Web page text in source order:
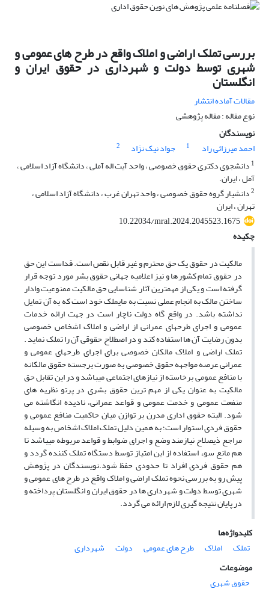
بررسی تملک اراضی و املاک واقع در طرح های عمومی و
شهری توسط دولت و شهرداری در حقوق ایران و
انگلستان
مقالات آماده انتشار
نوع مقاله : مقاله پژوهشی
نویسندگان
احمد میرزائی راد
1 جواد نیک نژاد
2
1 دانشجوی دکتری حقوق خصوصی ، واحد آیت اله آملی ، دانشگاه آزاد اسلامی ،
آمل ، ایران.
2دانشیار گروه حقوق خصوصی ، واحد تهران غرب ، دانشگاه آزاد اسلامی ،
تهران ، ایران
10.22034/mral.2024.2045523.1675
چکیده
مالکیت در حقوق یک حق محترم و غیر قابل نقص است. قداست این حق
در حقوق تمام کشورها و نیز اعلامیه جهانی حقوق بشر مورد توجه قرار
گرفته است و یکی از مهمترین آثار شناسایی حق مالکیت ممنوعیت وادار
ساختن مالک به انجام عملی نسبت به مایملک خود است که به آن تمایل
نداشته باشد. در واقع گاه دولت ناچار است در جهت ارائه خدمات
عمومی و اجرای طرحهای عمرانی از اراضی و املاک اشخاص خصوصی
بدون رضایت آن ها استفاده کند و در اصطلاح حقوقی آن را تملک نماید .
تملک اراضی و املاک مالکان خصوصی برای اجرای طرحهای عمومی و
عمرانی عرصه مواجهه حقوق خصوصی به صورت برجسته حقوق مالکانه
با منافع عمومی برخاسته از نیازهای اجتماعی میباشد و در این تقابل حق
مالکیت به عنوان یکی از مهم ترین حقوق بشری در پرتو نظریه های
منفعت عمومی و خدمت عمومی و قواعد عمرانی، نادیده انگاشته می
شود. البته حقوق اداری مدرن بر توازن میان حاکمیت منافع عمومی و
حقوق فردی استوار است؛ به همین دلیل تملک املاک اشخاص به وسیله
مراجع ذیصلاح نیازمند وضع و اجرای ضوابط و قواعد مربوطه میباشد تا
هم مانع سوء استفاده از این امتیاز توسط دستگاه تملک کننده گردد و
هم حقوق فردی افراد تا حدودی حفظ شود.نویسندگان در پژوهش
پیش رو به بررسی نحوه تملک اراضی و املاک واقع در طرح های عمومی و
شهری توسط دولت و شهرداری ها در حقوق ایران و انگلستان پرداخته و
در پایان نتیجه گیری لازم ارائه می گردد.
کلیدواژه‌ها
تملک
املاک طرح های عمومی دولت
شهرداری
موضوعات
حقوق شهری